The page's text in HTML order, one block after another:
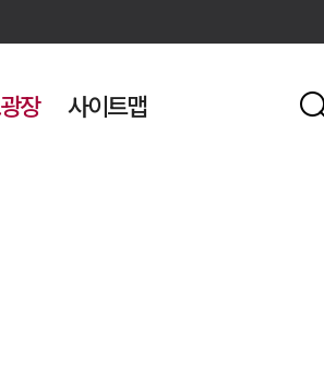
장 사이트맵